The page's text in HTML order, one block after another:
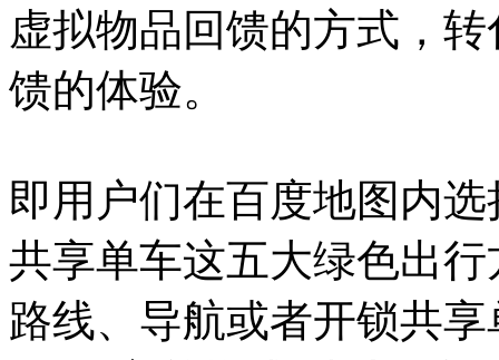
虚拟物品回馈的方式，
馈的体验。
即用户们在百度地图内
共享单车这五大绿色出
路线、导航或者开锁共